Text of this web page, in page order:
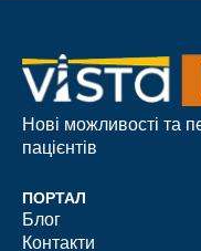
Нові можливості та
пацієнтів
ПОРТАЛ
Блог
Контакти